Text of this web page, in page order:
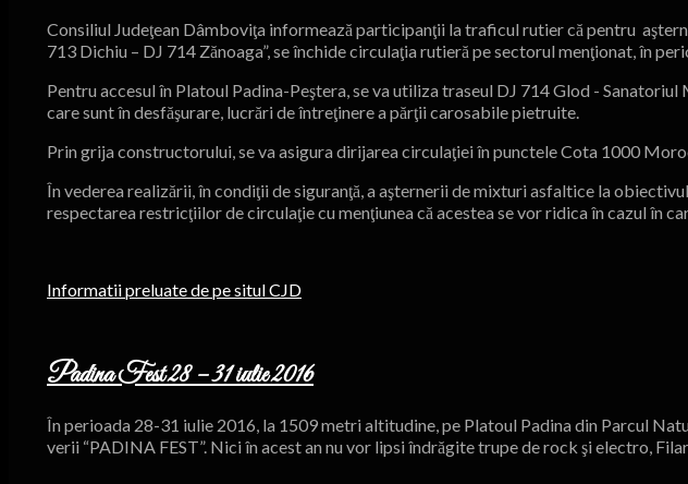
Consiliul Judeţean Dâmboviţa informează participanţii la traficul rutier că pentru
713 Dichiu – DJ 714 Zănoaga”, se închide circulaţia rutieră pe sectorul menţionat, în
Pentru accesul în Platoul Padina-Peştera, se va utiliza traseul DJ 714 Glod -
care sunt în desfăşurare, lucrări de întreţinere a părţii carosabile pietruite.
Prin grija constructorului, se va asigura dirijarea circulaţiei în punctele Cota 1000
În vederea realizării, în condiţii de siguranţă, a aşternerii de mixturi asfaltice la
respectarea restricţiilor de circulaţie cu menţiunea că acestea se vor ridica în cazul în
Informatii preluate de pe situl CJD
Padina Fest 28 – 31 iulie 2016
În perioada 28-31 iulie 2016, la 1509 metri altitudine, pe Platoul Padina din Parcul
verii “PADINA FEST”. Nici în acest an nu vor lipsi îndrăgite trupe de rock şi electro,